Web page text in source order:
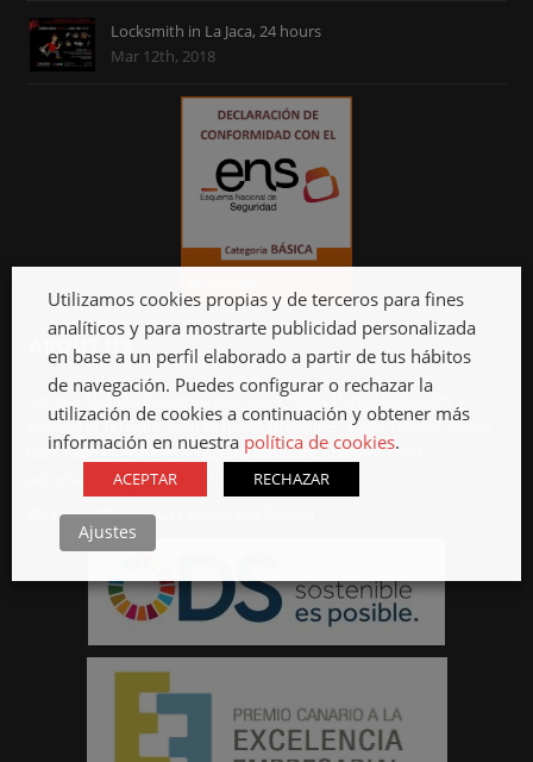
Locksmith in La Jaca, 24 hours
Mar 12th, 2018
ABOUT US
Cercasa Metallic Constructions since 1969 offering locksmith
services in Tenerife, such as metal structures, stairs, tronjas, doors,
bars, railings, gratings scuppers, furniture, stainless steel,
automation and motorization.
We have offices in La Laguna and Güímar.
Utilizamos cookies propias y de terceros para fines
analíticos y para mostrarte publicidad personalizada
en base a un perfil elaborado a partir de tus hábitos
de navegación. Puedes configurar o rechazar la
utilización de cookies a continuación y obtener más
información en nuestra política de cookies.
ACEPTAR RECHAZAR
Ajustes